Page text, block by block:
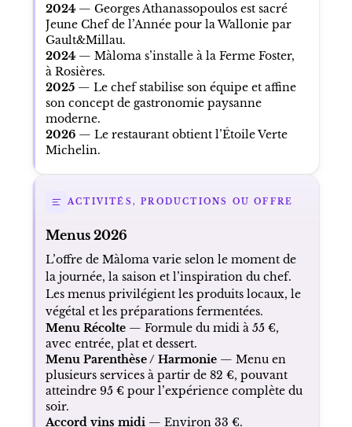
2024— Georges Athanassopoulos est sacré
Jeune Chef de l’Année pour la Wallonie par
Gault&Millau.
2024— Màloma s’installe à la Ferme Foster,
à Rosières.
2025— Le chef stabilise son équipe et affine
son concept de gastronomie paysanne
moderne.
2026— Le restaurant obtient l’Étoile Verte
Michelin.
ACTIVITÉS, PRODUCTIONS OU OFFRE
Menus 2026
L’offre de Màloma varie selon le moment de
la journée, la saison et l’inspiration du chef.
Les menus privilégient les produits locaux, le
végétal et les préparations fermentées.
Menu Récolte— Formule du midi à 55 €,
avec entrée, plat et dessert.
Menu Parenthèse / Harmonie— Menu en
plusieurs services à partir de 82 €, pouvant
atteindre 95 € pour l’expérience complète du
soir.
Accord vins midi— Environ 33 €.